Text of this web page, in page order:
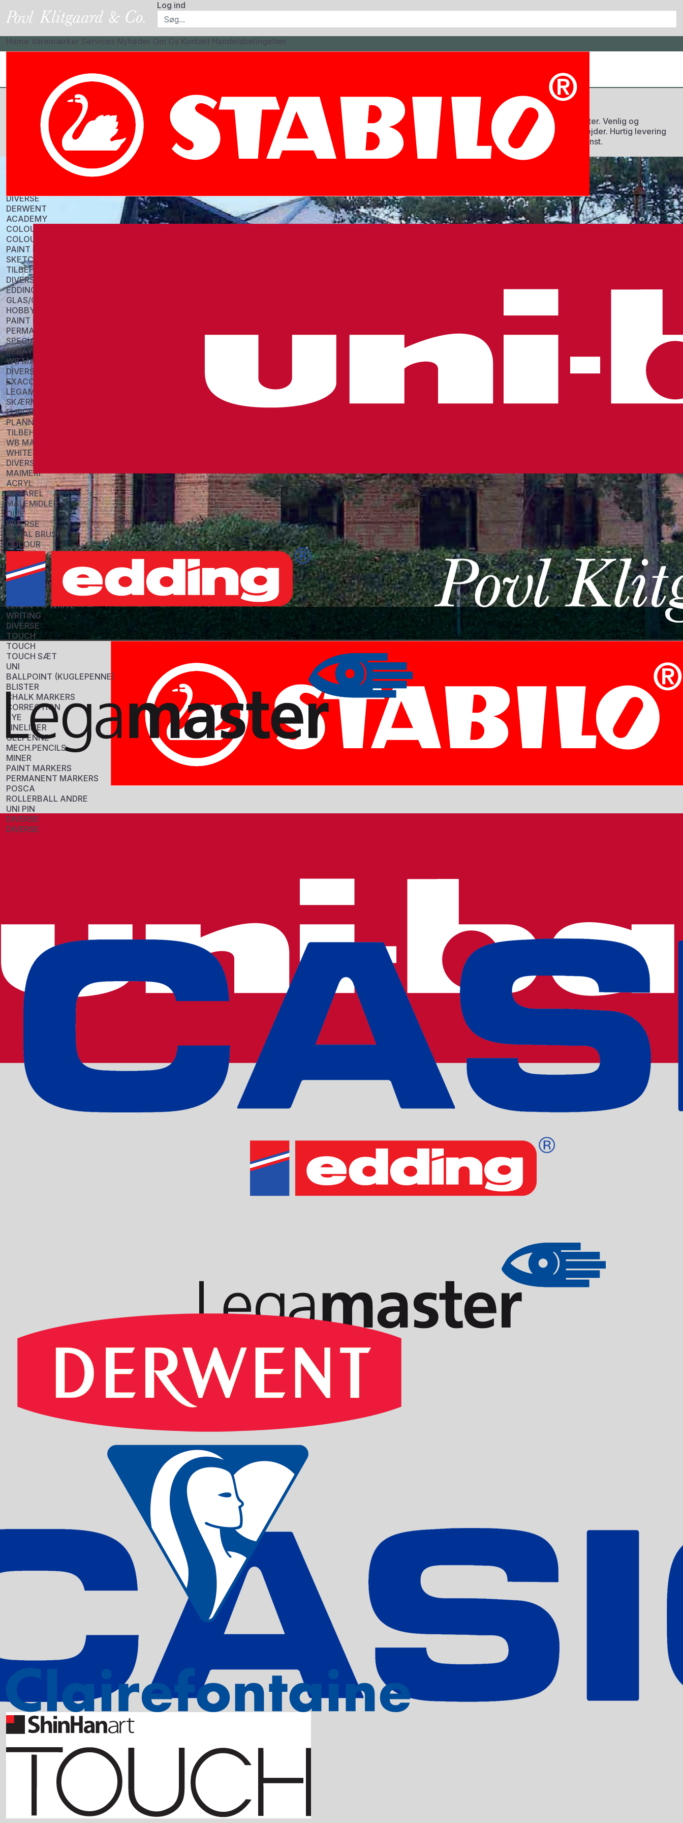
Log ind
CLAIREFONTAINE
AKVAREL
FARVET PAPIR (ETIVAL)
HÆFTER/NOTEBOOKS
PAINT-ON
PASTELMAT
DIVERSE
DERWENT
ACADEMY
COLOUR BLOCKS
COLOUR PENCIL
PAINT PANS
SKETCH
TILBEHØR
DIVERSE
EDDING
GLAS/CHALK MARKERS
HOBBY/COLORING
PAINT MARKERS
PERMANENT MARKERS
SPECIAL MARKERS
SPRAYS
WB MARKERS
DIVERSE
EXACOMPTA
LEGAMASTER
SKÆRME
FLIPCHARTS
PLANNERS
TILBEHØR
WB MARKERS
WHITEBOARDS
DIVERSE
MAIMERI
ACRYL
AKVAREL
MALEMIDLER
OLIE
DIVERSE
ROYAL BRUSH
COLOUR
PENSLER
DIVERSE
STABILO
COLOURING
HIGHLIGHTERS
LEARN TO WRITE
WRITING
DIVERSE
TOUCH
TOUCH
TOUCH SÆT
UNI
BALLPOINT (KUGLEPENNE)
BLISTER
CHALK MARKERS
CORRECTION
EYE
FINELINER
GELPENNE
MECH.PENCILS
MINER
PAINT MARKERS
PERMANENT MARKERS
POSCA
ROLLERBALL ANDRE
UNI PIN
DIVERSE
DIVERSE
Home Varemærker Services Nyheder Om Os Kontakt Handelsbetingelser
Velkommen til Povl Klitgaard & Co.
Vi tilbyder et bredt og kvalitetsfyldt sortiment af kunst-og kontorartikler fra førende Europæriske og Japanske producenter. Venlig og
kvalificeret kundeservice fra vores erfarende sælgere og kundeservice. Hjælp til marketing og træning af jeres medarbejder. Hurtig levering
fra vores lager i Danmark, og vi bestræber os på at være den førende leverandør i Norden inden for kontor, hobby og kunst.
Kontakt os